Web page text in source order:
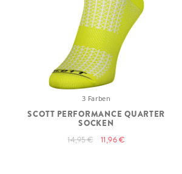
3 Farben
SCOTT PERFORMANCE QUARTER
SOCKEN
14,95 € 11,96 €